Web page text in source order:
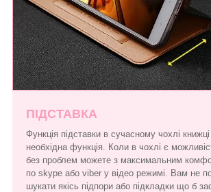
ПІДСТАВКА
Функція підставки в сучасному чохлі
необхідна функція. Коли в чохлі є
без проблем можете з максимальним
по skype або viber у відео режимі. Вам не
шукати якісь підпори або підкладки що б